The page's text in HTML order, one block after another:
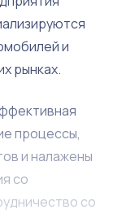
и
рынках.
процессы,
и налажены
со
со